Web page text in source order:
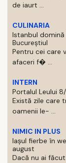
de iaurt ...
CULINARIA
Istanbul
Bucureștiul
Pentru cei care
afaceri f� ...
INTERN
Portalul Leului
Există zile care
oamenii le- ...
NIMIC IN PLUS
Iașul fierbe în
august
Dacă nu ai